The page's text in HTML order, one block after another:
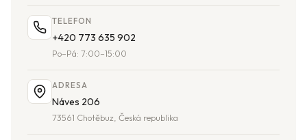
TELEFON
+420 773 635 902
Po–Pá: 7:00–15:00
ADRESA
Náves 206
73561 Chotěbuz, Česká republika